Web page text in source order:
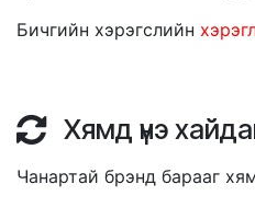
Бичгийн хэрэгслийн
Хямд үнэ
Чанартай брэнд барааг